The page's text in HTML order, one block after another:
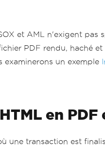
et AML n'exigent
PDF rendu, haché
examinerons un exemple
en PDF
transaction est